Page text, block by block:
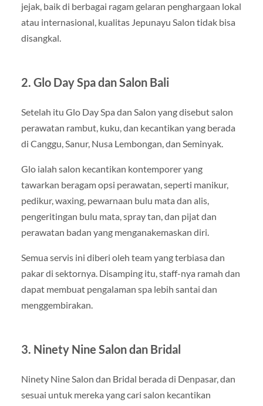
jejak, baik di berbagai ragam gelaran penghargaan lokal
atau internasional, kualitas Jepunayu Salon tidak bisa
disangkal.
2. Glo Day Spa dan Salon Bali
Setelah itu Glo Day Spa dan Salon yang disebut salon
perawatan rambut, kuku, dan kecantikan yang berada
di Canggu, Sanur, Nusa Lembongan, dan Seminyak.
Glo ialah salon kecantikan kontemporer yang
tawarkan beragam opsi perawatan, seperti manikur,
pedikur, waxing, pewarnaan bulu mata dan alis,
pengeritingan bulu mata, spray tan, dan pijat dan
perawatan badan yang menganakemaskan diri.
Semua servis ini diberi oleh team yang terbiasa dan
pakar di sektornya. Disamping itu, staff-nya ramah dan
dapat membuat pengalaman spa lebih santai dan
menggembirakan.
3. Ninety Nine Salon dan Bridal
Ninety Nine Salon dan Bridal berada di Denpasar, dan
sesuai untuk mereka yang cari salon kecantikan